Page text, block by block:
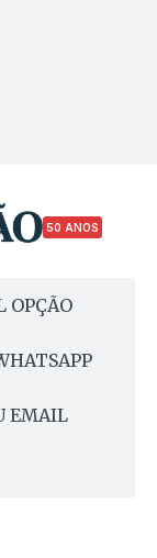
50 ANOS
OPÇÃO
EMAIL